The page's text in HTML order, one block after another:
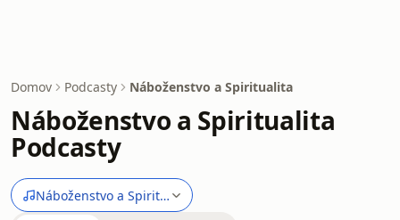
Domov Podcasty Náboženstvo a Spiritualita
Náboženstvo a Spiritualita
Podcasty
Náboženstvo a Spiritualita